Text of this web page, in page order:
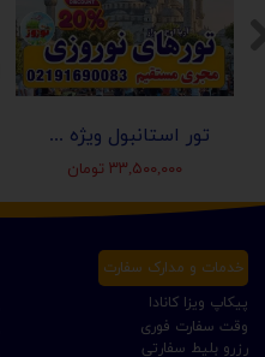
تور استانبول ویژه عید نوروز 1405 | مجری مستقیم ✈️
۳۳,۵۰۰,۰۰۰ تومان
رزرو بلیط سفارتی
پیکاپ ویزا کانادا
خدمات و مدارک سفارت
وقت سفارت فوری